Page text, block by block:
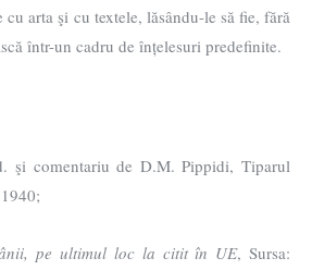
arta şi cu textele, lăsându-le să fie, fără
într-un cadru de înțelesuri predefinite.
şi comentariu de D.M. Pippidi, Tiparul
pe ultimul loc la citit în UE, Sursa: